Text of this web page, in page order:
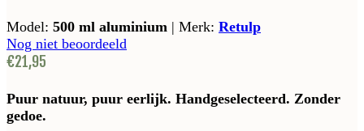
Model: 500 ml aluminium | Merk: Retulp
Nog niet beoordeeld
€21,95
Puur natuur, puur eerlijk. Handgeselecteerd. Zonder
gedoe.